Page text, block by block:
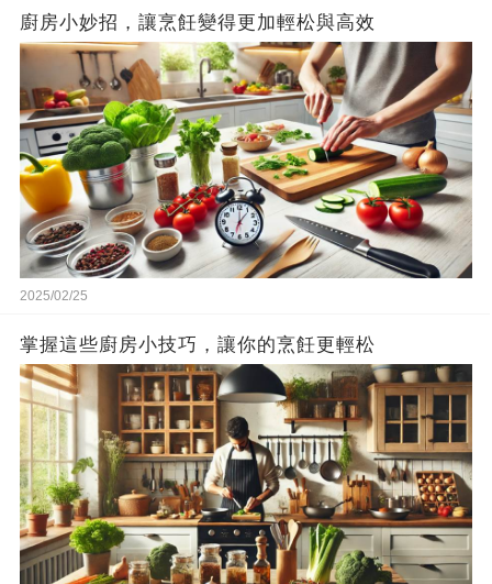
廚房小妙招，讓烹飪變得更加輕松與高效
2025/02/25
掌握這些廚房小技巧，讓你的烹飪更輕松